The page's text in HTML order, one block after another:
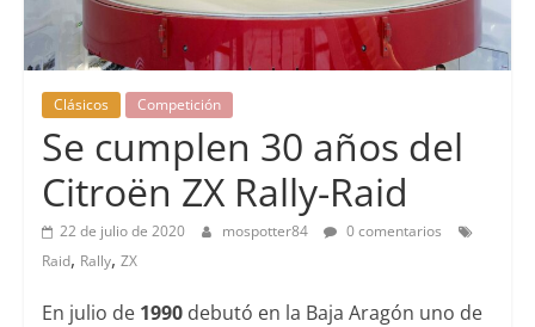
Clásicos Competición
Se cumplen 30 años del
Citroën ZX Rally-Raid
22 de julio de 2020 mospotter84
0 comentarios
Raid, Rally, ZX
En julio de 1990debutó en la Baja Aragón uno de